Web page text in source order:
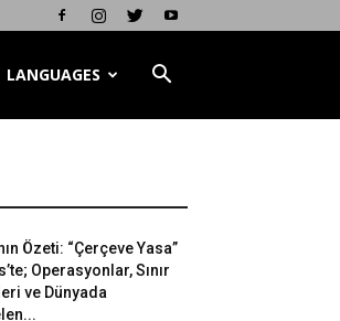
LANGUAGES
Özeti: “Çerçeve Yasa”
Operasyonlar, Sınır
ve Dünyada